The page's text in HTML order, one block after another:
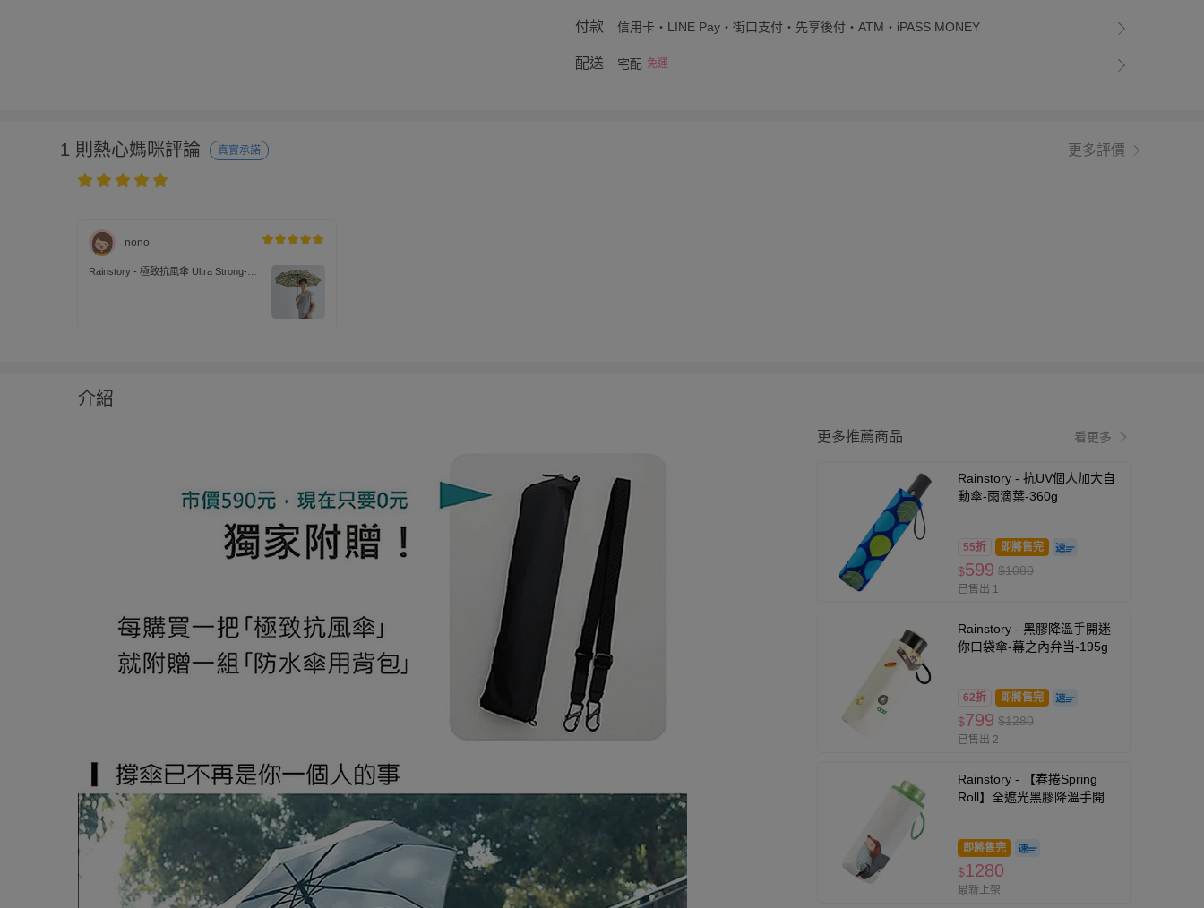
付款 信用卡・LINE Pay・街口支付・先享後付・ATM・iPASS MONEY
配送 宅配 免運
1 則熱心媽咪評論 真實承諾 更多評價
nono
Rainstory - 極致抗風傘 Ultra Strong-綠
介紹
更多推薦商品 看更多
Rainstory - 抗UV個人加大自
動傘-雨滴葉-360g
55折 即將售完
$599 $1080
已售出 1
Rainstory - 黑膠降溫手開迷
你口袋傘-幕之內弁当-195g
62折 即將售完
$799 $1280
已售出 2
Rainstory - 【春捲Spring
Roll】全遮光黑膠降溫手開迷
即將售完
$1280
最新上架